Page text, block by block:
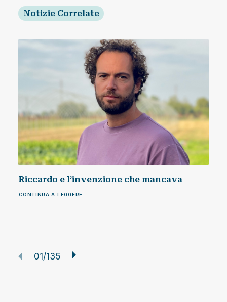
Notizie Correlate
Riccardo e l’invenzione che mancava
CONTINUA A LEGGERE
01 135